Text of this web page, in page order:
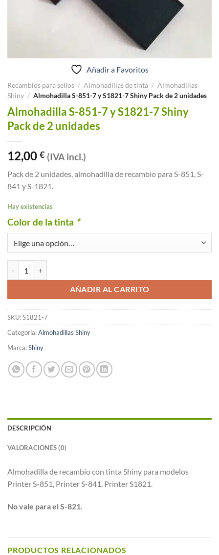
Añadir a Favoritos
Recambios para sellos / Almohadillas de tinta / Almohadillas
Shiny / Almohadilla S-851-7 y S1821-7 Shiny Pack de 2 unidades
Almohadilla S-851-7 y S1821-7 Shiny
Pack de 2 unidades
12,00 € (IVA incl.)
Pack de 2 unidades, almohadilla de recambio para S-851, S-
841 y S-1821.
Hay existencias
Color de la tinta *
AÑADIR AL CARRITO
SKU:S1821-7
Categoría:Almohadillas Shiny
Marca:Shiny
DESCRIPCIÓN
VALORACIONES (0)
Almohadilla de recambio con tinta Shiny para modelos
Printer S-851, Printer S-841, Printer S1821.
No vale para el S-821.
PRODUCTOS RELACIONADOS